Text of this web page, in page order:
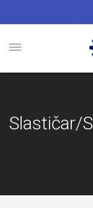
Slastičar/